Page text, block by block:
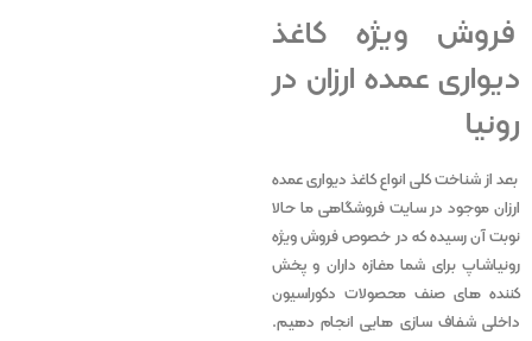
فروش ویژه کاغذ
دیواری عمده ارزان در
رونیا
بعد از شناخت کلی انواع کاغذ دیواری عمده
ارزان موجود در سایت فروشگاهی ما حالا
نوبت آن رسیده که در خصوص فروش ویژه
رونیاشاپ برای شما مغازه داران و پخش
کننده های صنف محصولات دکوراسیون
داخلی شفاف سازی هایی انجام دهیم.